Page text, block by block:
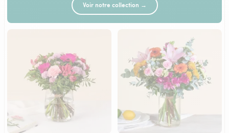
Voir notre collection →